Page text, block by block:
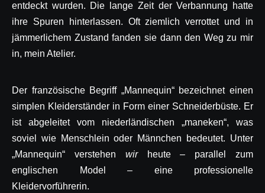
entdeckt wurden. Die lange Zeit der Verbannung hatte
ihre Spuren hinterlassen. Oft ziemlich verrottet und in
jämmerlichem Zustand fanden sie dann den Weg zu mir
in, mein Atelier.
Der französische Begriff „Mannequin“ bezeichnet einen
simplen Kleiderständer in Form einer Schneiderbüste. Er
ist abgeleitet vom niederländischen „maneken“, was
soviel wie Menschlein oder Männchen bedeutet. Unter
„Mannequin“ verstehen wirheute – parallel zum
englischen Model – eine professionelle
Kleidervorführerin.